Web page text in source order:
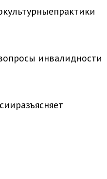
практики
инвалидности
разъясняет